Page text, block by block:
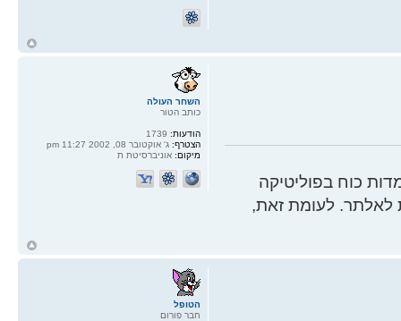
כוח בפוליטיקה
לאלתר. לעומת זאת,
השחר העולה
כותב הטור
הודעות:1739
הצטרף:ג' אוקטובר 08, 2002 11:27 pm
מיקום:אוניברסיטת ת
הטופל
חבר פורום